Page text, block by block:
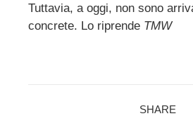
Tuttavia, a oggi, non sono
concrete. Lo riprende TMW
SHARE